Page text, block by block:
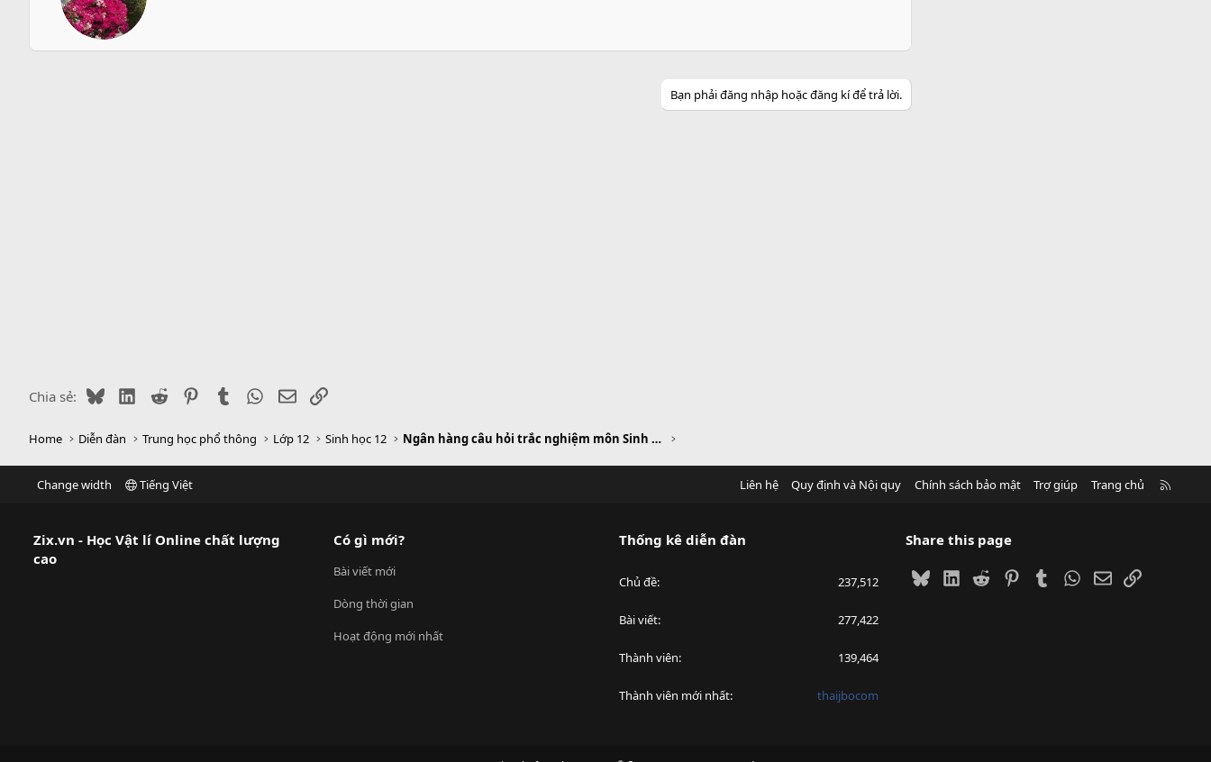
n
Bạn phải đăng nhập hoặc đăng kí để trả lời.
Chia sẻ: BlueskyLinkedIn
Reddit PinterestTumblr WhatsApp
EmailLink
Home Diễn đàn Trung học phổ thông Lớp 12 Sinh học 12 Ngân hàng câu hỏi trắc nghiệm môn Sinh học
Change width Tiếng Việt Liên hệ Quy định và Nội quy Chính sách bảo mật Trợ giúp Trang chủ
Zix.vn - Học Vật lí Online chất lượng
cao
Có gì mới?
Bài viết mới
Dòng thời gian
Hoạt động mới nhất
Thống kê diễn đàn
Chủ đề 237,512
Bài viết 277,422
Thành viên 139,464
Thành viên mới nhất thaijbocom
Share this page
BlueskyLinkedIn
Reddit PinterestTumblrWhatsApp
EmailLink